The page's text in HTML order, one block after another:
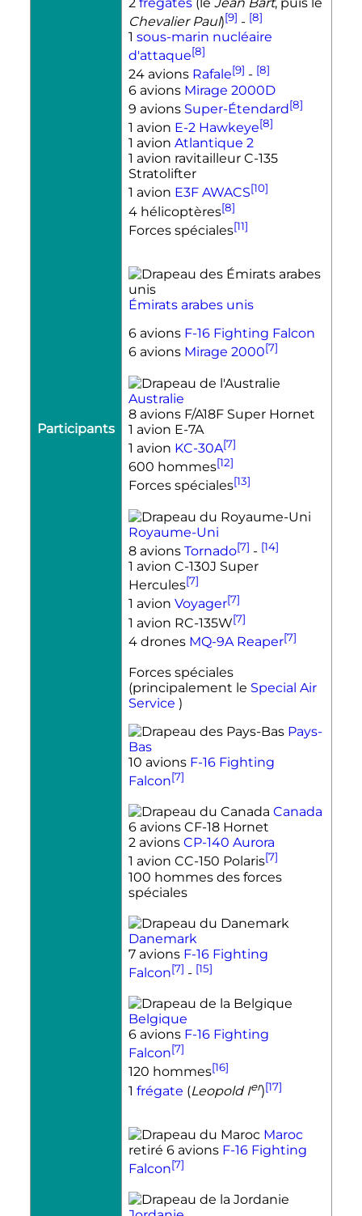
Participants
Chevalier Paul)[9] - [8]
1 sous-marin nucléaire
d'attaque[8]
24 avions Rafale[9] - [8]
6 avions Mirage 2000D
9 avions Super-Étendard[8]
1 avion E-2 Hawkeye[8]
1 avion Atlantique 2
1 avion ravitailleur C-135
Stratolifter
1 avion E3F AWACS[10]
4 hélicoptères[8]
Forces spéciales[11]
Émirats arabes unis
6 avions F-16 Fighting Falcon
6 avions Mirage 2000[7]
Australie
8 avions F/A18F Super Hornet
1 avion E-7A
1 avion KC-30A[7]
600 hommes[12]
Forces spéciales[13]
Royaume-Uni
8 avions Tornado[7] - [14]
1 avion C-130J Super
Hercules[7]
1 avion Voyager[7]
1 avion RC-135W[7]
4 drones MQ-9A Reaper[7]
Forces spéciales
(principalement le Special Air
Service )
Pays-
Bas
10 avions F-16 Fighting
Falcon[7]
Canada
6 avions CF-18 Hornet
2 avions CP-140 Aurora
1 avion CC-150 Polaris[7]
100 hommes des forces
spéciales
Danemark
7 avions F-16 Fighting
Falcon[7] - [15]
Belgique
6 avions F-16 Fighting
Falcon[7]
120 hommes[16]
1 frégate (Leopold Ier)[17]
Maroc
retiré 6 avions F-16 Fighting
Falcon[7]